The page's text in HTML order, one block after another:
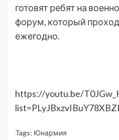
готовят ребят на
форум, который
ежегодно.
https://youtu.be/
Tags: Юнармия